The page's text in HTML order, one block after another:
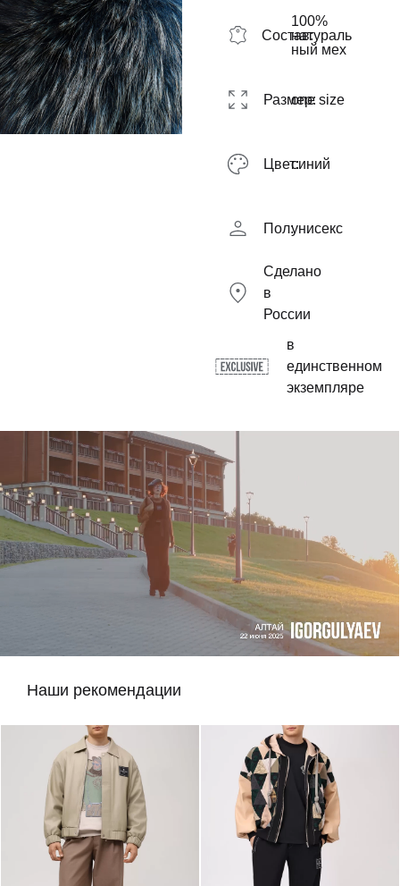
Состав:
100%
натураль
ный мех
Размер:one size
Цвет:синий
Пол:унисекс
Сделано
в
России
в
единственном
экземпляре
Наши рекомендации